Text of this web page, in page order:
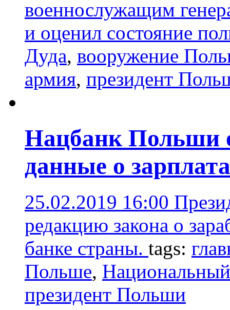
военнослужащим
и оценил состояние
Дуда, вооружение
армия, президент
Нацбанк Польши
данные о
25.02.2019 16:00
редакцию закона о
банке страны. tags:
Польше,
президент Польши